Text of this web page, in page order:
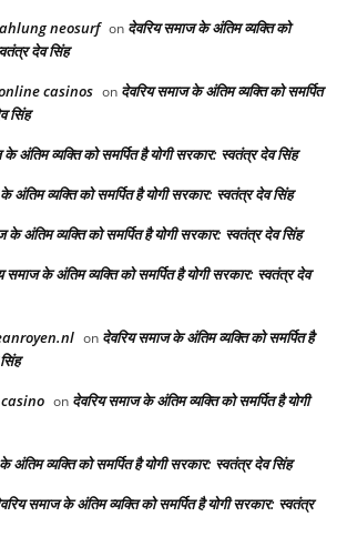
neosurf on देवरिय समाज के अंतिम व्यक्ति को
देव सिंह
casinos on देवरिय समाज के अंतिम व्यक्ति को समर्पित
सिंह
अंतिम व्यक्ति को समर्पित है योगी सरकार: स्वतंत्र देव सिंह
अंतिम व्यक्ति को समर्पित है योगी सरकार: स्वतंत्र देव सिंह
के अंतिम व्यक्ति को समर्पित है योगी सरकार: स्वतंत्र देव सिंह
समाज के अंतिम व्यक्ति को समर्पित है योगी सरकार: स्वतंत्र देव
on देवरिय समाज के अंतिम व्यक्ति को समर्पित है
on देवरिय समाज के अंतिम व्यक्ति को समर्पित है योगी
अंतिम व्यक्ति को समर्पित है योगी सरकार: स्वतंत्र देव सिंह
समाज के अंतिम व्यक्ति को समर्पित है योगी सरकार: स्वतंत्र